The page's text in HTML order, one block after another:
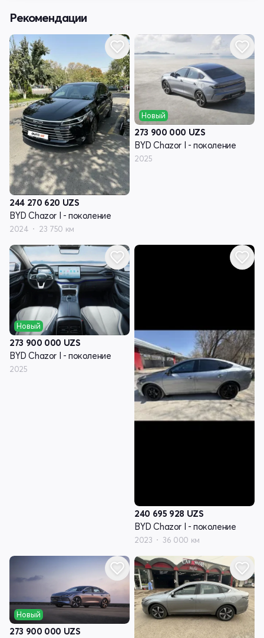
Рекомендации
244 270 620 UZS
BYD Chazor I - поколение
2024 23 750 км
Новый
273 900 000 UZS
BYD Chazor I - поколение
2025
Новый
273 900 000 UZS
BYD Chazor I - поколение
2025
240 695 928 UZS
BYD Chazor I - поколение
2023 36 000 км
Новый
273 900 000 UZS